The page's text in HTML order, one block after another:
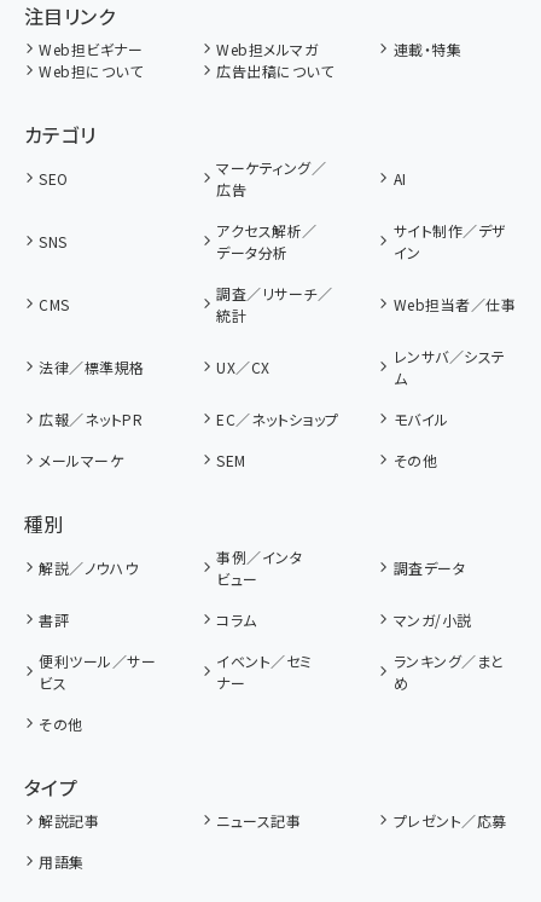
注目リンク
Web担ビギナー Web担メルマガ
連載・特集
Web担について
広告出稿について
カテゴリ
SEO
マーケティング／
広告
AI
SNS
アクセス解析／
データ分析
サイト制作／デザ
イン
CMS
調査／リサーチ／
統計
Web担当者／仕事
法律／標準規格 UX／CX
レンサバ／システ
ム
広報／ネットPR
EC／ネットショップ
モバイル
メールマーケ
SEM その他
種別
解説／ノウハウ
事例／インタ
ビュー
調査データ
書評 コラム
マンガ/小説
便利ツール／サー
ビス
イベント／セミ
ナー
ランキング／まと
め
その他
タイプ
解説記事 ニュース記事
プレゼント／応募
用語集